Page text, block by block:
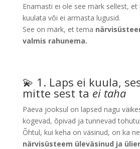
Enamasti ei ole see märk sellest, et
kuulata või ei armasta lugusid.
See on märk, et tema
valmis rahunema.
💫 1. Laps ei kuula,
mitte sest ta ei taha
Päeva jooksul on lapsed nagu
kogevad, õpivad ja tunnevad
Õhtul, kui keha on väsinud, on ka
närvisüsteem üleväsinud ja